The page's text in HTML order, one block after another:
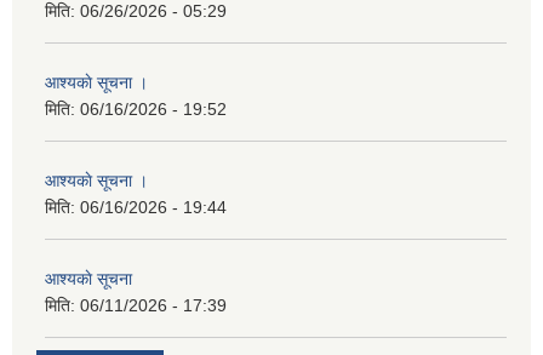
मिति: 06/26/2026 - 05:29
आश्यकाे सूचना ।
मिति: 06/16/2026 - 19:52
आश्यकाे सूचना ।
मिति: 06/16/2026 - 19:44
आश्यकाे सूचना
मिति: 06/11/2026 - 17:39